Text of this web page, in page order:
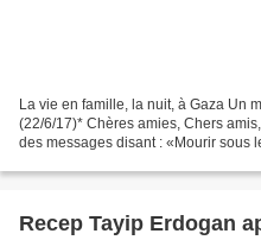
La vie en famille, la nuit, à Gaza Un
(22/6/17)* Chères amies, Chers
des messages disant : «Mourir sous
Recep Tayip Erdogan appelle les musulmans à